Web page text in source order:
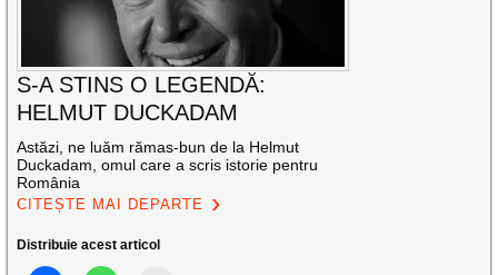
S-A STINS O LEGENDĂ:
HELMUT DUCKADAM
Astăzi, ne luăm rămas-bun de la Helmut
Duckadam, omul care a scris istorie pentru
România
CITEȘTE MAI DEPARTE
Distribuie acest articol